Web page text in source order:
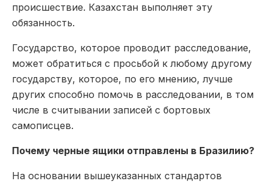
происшествие. Казахстан выполняет эту
обязанность.
Государство, которое проводит расследование,
может обратиться с просьбой к любому другому
государству, которое, по его мнению, лучше
других способно помочь в расследовании, в том
числе в считывании записей с бортовых
самописцев.
Почему черные ящики отправлены в Бразилию?
На основании вышеуказанных стандартов